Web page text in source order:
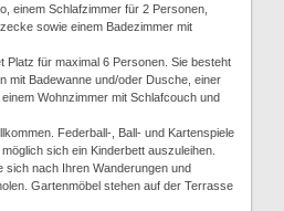
einem Schlafzimmer für 2 Personen,
sowie einem Badezimmer mit
Platz für maximal 6 Personen. Sie besteht
mit Badewanne und/oder Dusche, einer
Wohnzimmer mit Schlafcouch und
Federball-, Ball- und Kartenspiele
sich ein Kinderbett auszuleihen.
sich nach Ihren Wanderungen und
Gartenmöbel stehen auf der Terrasse